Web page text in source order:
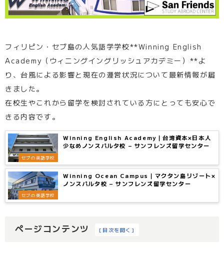
フィリピン・セブ島の人気語学学校**Winning English
Academy（ウィニングイングリッシュアカデミー）**よ
り、台風による影響と現在の運営状況について最新情報が届
きました。
在校生やこれから留学を検討されている方にとっても安心で
きる内容です。
セブの英語学校
Winning English Academy｜台湾資本×日本人
少なめノンスパルタ校 – サンフレンズ留学センター
セブの英語学校
Winning Ocean Campus｜マクタン島リゾート×
ノンスパルタ校 – サンフレンズ留学センター
ページコンテンツ [ 目次を開く]